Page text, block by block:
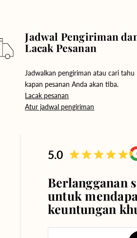
Jadwal Pengiriman
Lacak Pesanan
Jadwalkan pengiriman atau cari tahu
kapan pesanan Anda akan tiba.
Lacak pesanan
Atur jadwal pengiriman
5.0
Berlangganan
untuk
keuntungan